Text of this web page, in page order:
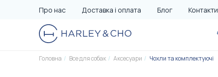
Про нас Доставка і оплата Блог Контакти
Все для собак
Все для котиків
Головна Все для собак Аксесуари Чохли та комплектуючі